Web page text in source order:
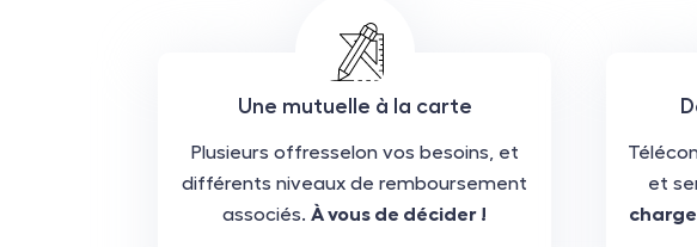
Une mutuelle à la carte
Plusieurs offresselon vos besoins, et
différents niveaux de remboursement
associés.À vous de décider !
et